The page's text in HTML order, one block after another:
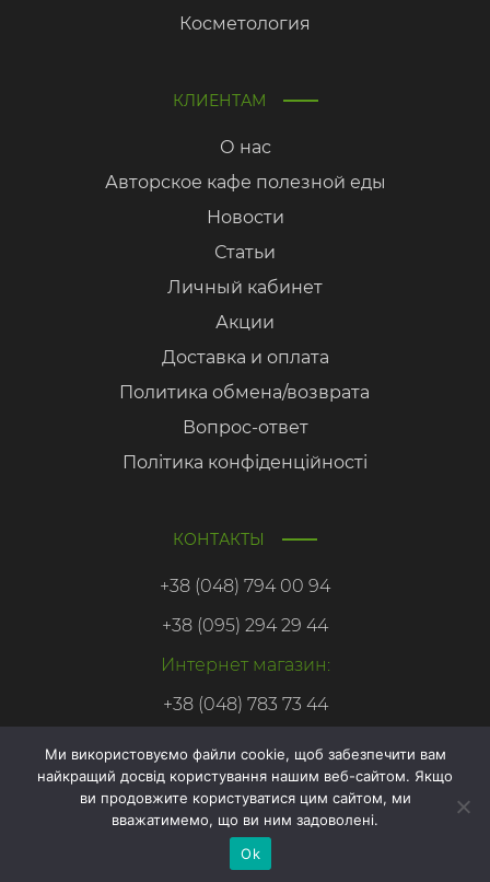
Косметология
КЛИЕНТАМ
О нас
Авторское кафе полезной еды
Новости
Статьи
Личный кабинет
Акции
Доставка и оплата
Политика обмена/возврата
Вопрос-ответ
Політика конфіденційності
КОНТАКТЫ
+38 (048) 794 00 94
+38 (095) 294 29 44
Интернет магазин:
+38 (048) 783 73 44
Copyright © 2026. Азбука здоровья.
Онлайн
запис
Ми використовуємо файли cookie, щоб забезпечити вам
найкращий досвід користування нашим веб-сайтом. Якщо
ви продовжите користуватися цим сайтом, ми
вважатимемо, що ви ним задоволені.
Ok